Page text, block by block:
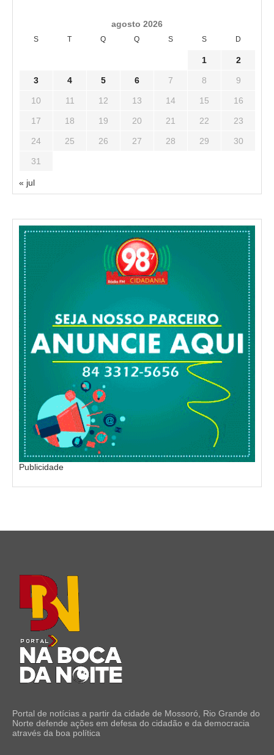
agosto 2026
S T Q Q S S D
1 2
3 4 5 6 7 8 9
10 11 12 13 14 15 16
17 18 19 20 21 22 23
24 25 26 27 28 29 30
31
« jul
Publicidade
Portal de notícias a partir da cidade de Mossoró, Rio Grande do
Norte defende ações em defesa do cidadão e da democracia
através da boa política